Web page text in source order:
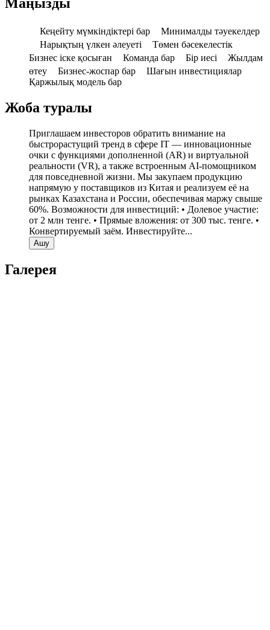
Кеңейту мүмкіндіктері бар
Минималды тәуекелдер
Нарықтың үлкен әлеуеті
Төмен бәсекелестік
Бизнес іске қосыған
Команда бар Бір иесі
Жылдам
өтеу
Бизнес-жоспар бар
Шағын инвестициялар
Қаржылық модель бар
Жоба туралы
Приглашаем инвесторов обратить внимание на
быстрорастущий тренд в сфере IT — инновационные
очки с функциями дополненной (AR) и виртуальной
реальности (VR), а также встроенным AI-помощником
для повседневной жизни. Мы закупаем продукцию
напрямую у поставщиков из Китая и реализуем её на
рынках Казахстана и России, обеспечивая маржу свыше
60%. Возможности для инвестиций: • Долевое участие:
от 2 млн тенге. • Прямые вложения: от 300 тыс. тенге. •
Конвертируемый заём. Инвестируйте...
Ашу
Галерея